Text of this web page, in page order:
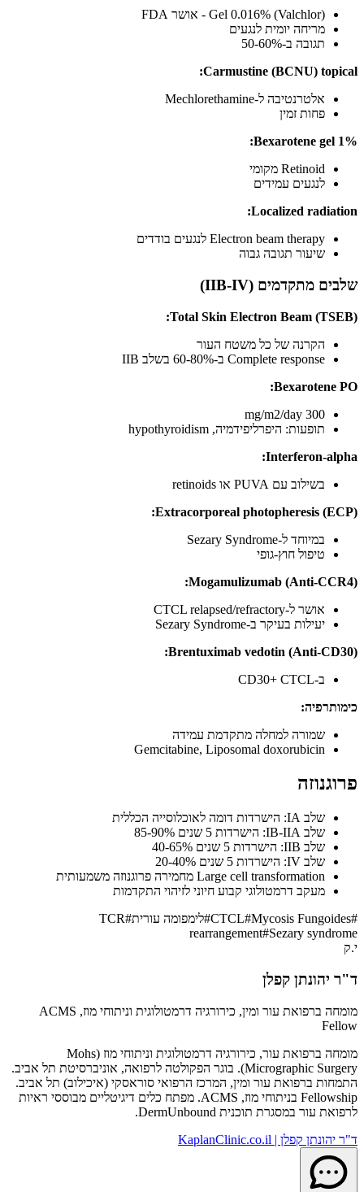
Gel 0.016% (Valchlor) - אושר FDA
מריחה יומית לנגעים
תגובה ב-50-60%
Carmustine (BCNU) topical:
אלטרנטיבה ל-Mechlorethamine
פחות זמין
Bexarotene gel 1%:
Retinoid מקומי
לנגעים עמידים
Localized radiation:
Electron beam therapy לנגעים בודדים
שיעור תגובה גבוה
שלבים מתקדמים (IIB-IV)
Total Skin Electron Beam (TSEB):
הקרנה של כל משטח העור
Complete response ב-60-80% בשלב IIB
Bexarotene PO:
300 mg/m2/day
תופעות: היפרליפידמיה, hypothyroidism
Interferon-alpha:
בשילוב עם PUVA או retinoids
Extracorporeal photopheresis (ECP):
במיוחד ל-Sezary Syndrome
טיפול חוץ-גופי
Mogamulizumab (Anti-CCR4):
אושר ל-CTCL relapsed/refractory
יעילות בעיקר ב-Sezary Syndrome
Brentuximab vedotin (Anti-CD30):
ב-CD30+ CTCL
כימותרפיה:
שמורה למחלה מתקדמת עמידה
Gemcitabine, Liposomal doxorubicin
פרוגנוזה
שלב IA: הישרדות דומה לאוכלוסייה הכללית
שלב IB-IIA: הישרדות 5 שנים 85-90%
שלב IIB: הישרדות 5 שנים 40-65%
שלב IV: הישרדות 5 שנים 20-40%
Large cell transformation מחמירה פרוגנוזה משמעותית
מעקב דרמטולוגי קבוע חיוני לזיהוי התקדמות
#
CTCL#Mycosis Fungoides
#לימפומה עורית#
TCR
rearrangement#Sezary syndrome
י.ק
ד"ר יהונתן קפלן
מומחה ברפואת עור ומין, כירורגיה דרמטולוגית וניתוחי מוז, ACMS
Fellow
מומחה ברפואת עור, כירורגיה דרמטולוגית וניתוחי מוז (Mohs
Micrographic Surgery). בוגר הפקולטה לרפואה, אוניברסיטת תל אביב.
התמחות ברפואת עור ומין, המרכז הרפואי סוראסקי (איכילוב) תל אביב.
Fellowship בניתוחי מוז, ACMS. מפתח כלים דיגיטליים מבוססי ראיות
לרפואת עור במסגרת תוכנית DermUnbound.
ד"ר יהונתן קפלן | KaplanClinic.co.il